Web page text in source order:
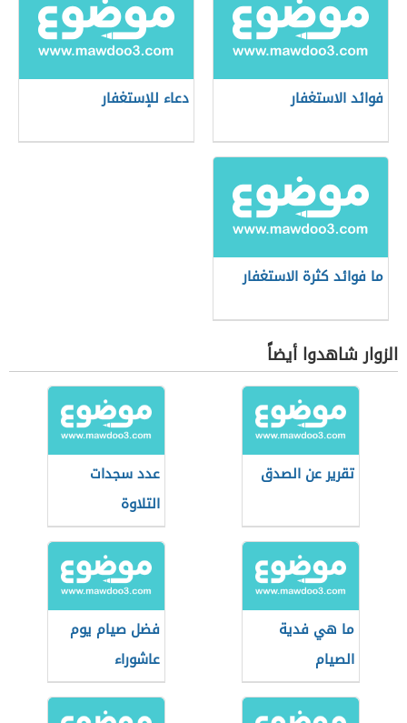
فوائد الاستغفار دعاء للإستغفار
ما فوائد كثرة الاستغفار
الزوار شاهدوا أيضاً
تقرير عن الصدق
عدد سجدات
التلاوة
ما هي فدية
الصيام
فضل صيام يوم
عاشوراء